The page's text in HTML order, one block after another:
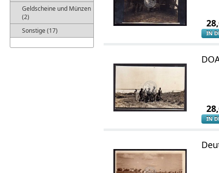
Geldscheine und Münzen
(2)
Sonstige (17)
IN
IN